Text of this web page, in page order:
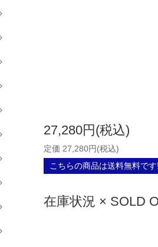
27,280円(税込)
定価 27,280円(税込)
こちらの商品は送料無料です
在庫状況 × SOLD